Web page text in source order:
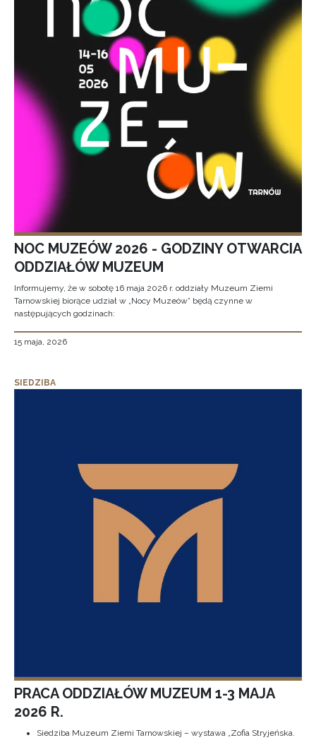
NOC MUZEÓW 2026 - GODZINY OTWARCIA
ODDZIAŁÓW MUZEUM
Informujemy, że w sobotę 16 maja 2026 r. oddziały Muzeum Ziemi
Tarnowskiej biorące udział w „Nocy Muzeów” będą czynne w
następujących godzinach:
15 maja, 2026
SIEDZIBA
PRACA ODDZIAŁÓW MUZEUM 1-3 MAJA
2026 R.
Siedziba Muzeum Ziemi Tarnowskiej – wystawa „Zofia Stryjeńska.